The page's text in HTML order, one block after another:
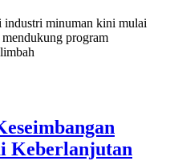
industri minuman kini mulai
program
Keberlanjutan